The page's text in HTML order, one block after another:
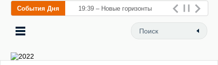
События Дня 19:39 – Новые горизонты
флебологии: в Москве